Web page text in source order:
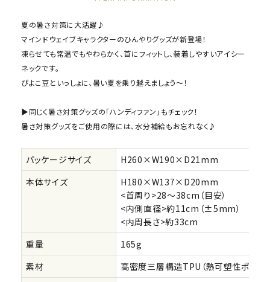
夏の暑さ対策に大活躍♪
マインドウェイブキャラクターのひんやりグッズが新登場！
凍らせても常温でもやわらかく、首にフィットし、装着しやすいアイシー
ネックです。
ぴよこ豆といっしょに、暑い夏を乗り越えましょう～！
▶同じく暑さ対策グッズの「ハンディファン」もチェック！
暑さ対策グッズをご使用の際には、水分補給もお忘れなく♪
パッケージサイズ
H260×W190×D21mm
本体サイズ
H180×W137×D20mm
<首周り>28～38cm（目安）
<内側直径>約11cm（±5mm）
<内周長さ>約33cm
重量
165g
素材
高密度三層構造TPU（熱可塑性ポリウ